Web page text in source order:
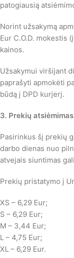
patogiausią
Norint užsakymą
Eur C.O.D. mokestis
kainos.
Užsakymui viršijant
paprašyti apmokėti
būdą į DPD kurjerį.
3. Prekių
Pasirinkus šį prekių
darbo dienas nuo
atvejais siuntimas
Prekių pristatymo į
XS – 6,29 Eur;
S – 6,29 Eur;
M – 3,44 Eur;
L – 4,75 Eur;
XL – 6,29 Eur.